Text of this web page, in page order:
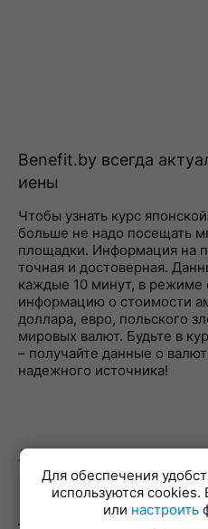
Benefit.by всегда
иены
Чтобы узнать курс
больше не надо посещать
площадки. Информация на
точная и достоверная.
каждые 10 минут, в режиме
информацию о стоимости
доллара, евро, польского
мировых валют. Будьте в
– получайте данные о
надежного источника!
Лучшие курсы валют
валюта сдать
Для обеспечения
используются
или настроить